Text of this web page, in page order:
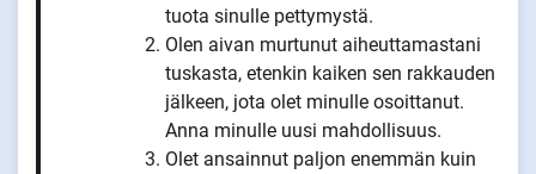
tuota sinulle pettymystä.
Olen aivan murtunut aiheuttamastani
tuskasta, etenkin kaiken sen rakkauden
jälkeen, jota olet minulle osoittanut.
Anna minulle uusi mahdollisuus.
Olet ansainnut paljon enemmän kuin